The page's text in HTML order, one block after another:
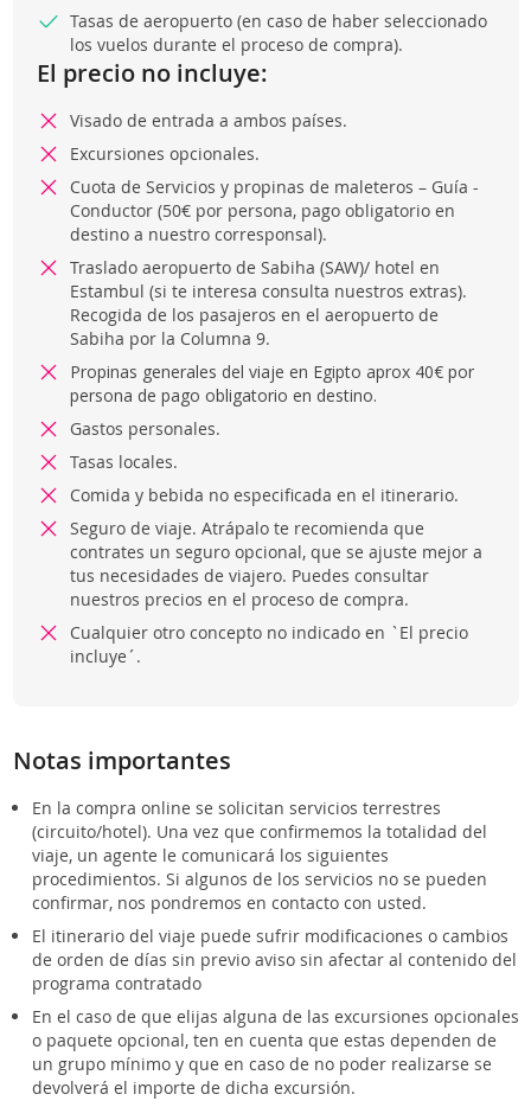
Tasas de aeropuerto (en caso de haber seleccionado
los vuelos durante el proceso de compra).
El precio no incluye:
Visado de entrada a ambos países.
Excursiones opcionales.
Cuota de Servicios y propinas de maleteros – Guía -
Conductor (50€ por persona, pago obligatorio en
destino a nuestro corresponsal).
Traslado aeropuerto de Sabiha (SAW)/ hotel en
Estambul (si te interesa consulta nuestros extras).
Recogida de los pasajeros en el aeropuerto de
Sabiha por la Columna 9.
Propinas generales del viaje en Egipto aprox 40€ por
persona de pago obligatorio en destino.
Gastos personales.
Tasas locales.
Comida y bebida no especificada en el itinerario.
Seguro de viaje. Atrápalo te recomienda que
contrates un seguro opcional, que se ajuste mejor a
tus necesidades de viajero. Puedes consultar
nuestros precios en el proceso de compra.
Cualquier otro concepto no indicado en `El precio
incluye´.
Notas importantes
En la compra online se solicitan servicios terrestres
(circuito/hotel). Una vez que confirmemos la totalidad del
viaje, un agente le comunicará los siguientes
procedimientos. Si algunos de los servicios no se pueden
confirmar, nos pondremos en contacto con usted.
El itinerario del viaje puede sufrir modificaciones o cambios
de orden de días sin previo aviso sin afectar al contenido del
programa contratado
En el caso de que elijas alguna de las excursiones opcionales
o paquete opcional, ten en cuenta que estas dependen de
un grupo mínimo y que en caso de no poder realizarse se
devolverá el importe de dicha excursión.